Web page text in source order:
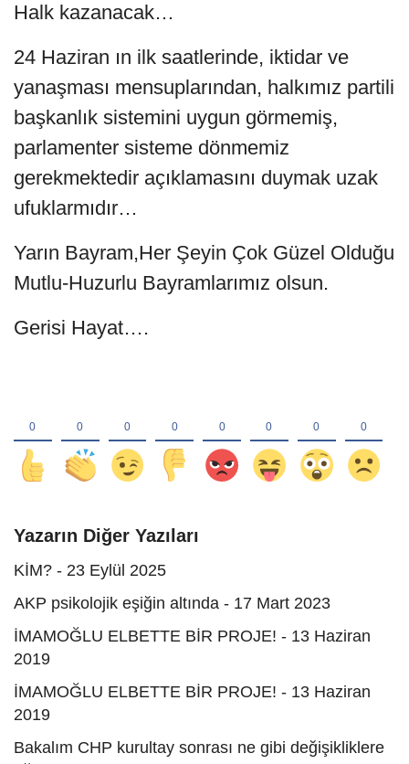
Halk kazanacak…
24 Haziran ın ilk saatlerinde, iktidar ve
yanaşması mensuplarından, halkımız partili
başkanlık sistemini uygun görmemiş,
parlamenter sisteme dönmemiz
gerekmektedir açıklamasını duymak uzak
ufuklarmıdır…
Yarın Bayram,Her Şeyin Çok Güzel Olduğu
Mutlu-Huzurlu Bayramlarımız olsun.
Gerisi Hayat….
Yazarın Diğer Yazıları
KİM? - 23 Eylül 2025
AKP psikolojik eşiğin altında - 17 Mart 2023
İMAMOĞLU ELBETTE BİR PROJE! - 13 Haziran
2019
İMAMOĞLU ELBETTE BİR PROJE! - 13 Haziran
2019
Bakalım CHP kurultay sonrası ne gibi değişikliklere